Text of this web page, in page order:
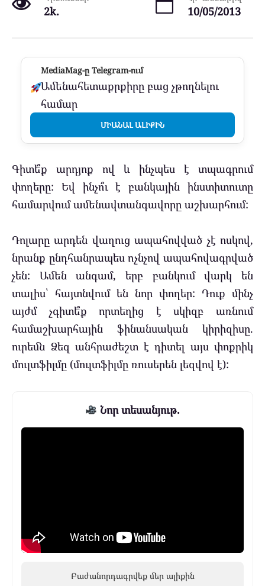
2k. 10/05/2013
MediaMag-ը Telegram-ում
Ամենահետաքրքիրը բաց չթողնելու
համար
ՄԻԱՆԱԼ ԱԼԻՔԻՆ
Գիտե՞ք արդյոք ով և ինչպես է տպագրում
փողերը: Եվ ինչո՞ւ է բանկային ինստիտուտը
համարվում ամենավտանգավորը աշխարհում:
Դոլարը արդեն վաղուց ապահովված չէ ոսկով,
նրանք ընդհանրապես ոչնչով ապահովագրված
չեն: Ամեն անգամ, երբ բանկում վարկ են
տալիս՝ հայտնվում են նոր փողեր: Դուք մինչ
այժմ չգիտե՞ք որտեղից է սկիզբ առնում
համաշխարհային ֆինանսական կիրիզիսը.
ուրեմն Ձեզ անհրաժեշտ է դիտել այս փոքրիկ
մուլտֆիլմը (մուլտֆիլմը ռուսերեն լեզվով է):
Նոր տեսանյութ.
Բաժանորդագրվեք մեր ալիքին